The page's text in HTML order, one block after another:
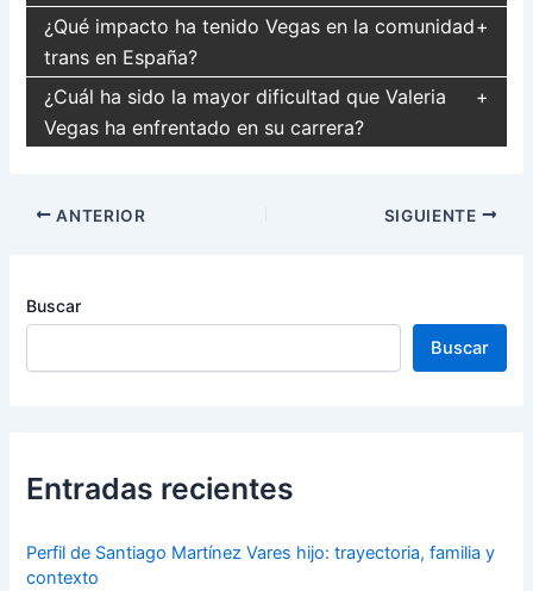
¿Qué impacto ha tenido Vegas en la comunidad
trans en España?
¿Cuál ha sido la mayor dificultad que Valeria
Vegas ha enfrentado en su carrera?
Navegación
ANTERIOR SIGUIENTE
Buscar
Buscar
Entradas recientes
Perfil de Santiago Martínez Vares hijo: trayectoria, familia y
contexto